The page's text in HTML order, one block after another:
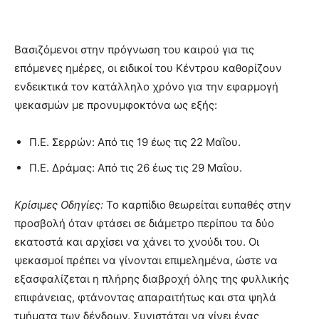
Βασιζόμενοι στην πρόγνωση του καιρού για τις
επόμενες ημέρες, οι ειδικοί του Κέντρου καθορίζουν
ενδεικτικά τον κατάλληλο χρόνο για την εφαρμογή
ψεκασμών με προνυμφοκτόνα ως εξής:
Π.Ε. Σερρών: Από τις 19 έως τις 22 Μαΐου.
Π.Ε. Δράμας: Από τις 26 έως τις 29 Μαΐου.
Κρίσιμες Οδηγίες: Το καρπίδιο θεωρείται ευπαθές στην
προσβολή όταν φτάσει σε διάμετρο περίπου τα δύο
εκατοστά και αρχίσει να χάνει το χνούδι του. Οι
ψεκασμοί πρέπει να γίνονται επιμελημένα, ώστε να
εξασφαλίζεται η πλήρης διαβροχή όλης της φυλλικής
επιφάνειας, φτάνοντας απαραιτήτως και στα ψηλά
τμήματα των δένδρων. Συνιστάται να γίνει ένας